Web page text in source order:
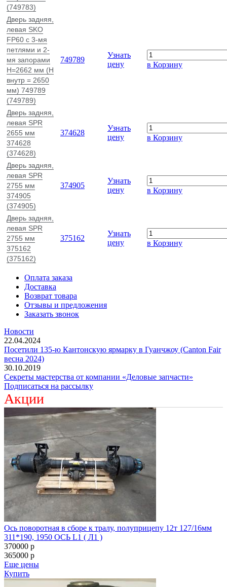
(749783)
Дверь задняя,
левая SKO
FP60 c 3-мя
петлями и 2-
мя запорами
H=2662 мм (H
внутр = 2650
мм) 749789
(749789)
749789
Узнать
цену
в Корзину
Дверь задняя,
левая SPR
2655 мм
374628
(374628)
374628
Узнать
цену
в Корзину
Дверь задняя,
левая SPR
2755 мм
374905
(374905)
374905
Узнать
цену
в Корзину
Дверь задняя,
левая SPR
2755 мм
375162
(375162)
375162
Узнать
цену
в Корзину
Оплата заказа
Доставка
Возврат товара
Отзывы и предложения
Заказать звонок
Новости
22.04.2024
Посетили 135-ю Кантонскую ярмарку в Гуанчжоу (Canton Fair
весна 2024)
30.10.2019
Секреты мастерства от компании «Деловые запчасти»
Подписаться на рассылку
Акции
Ось поворотная в сборе к тралу, полуприцепу 12т 127/16мм
311*190, 1950 ОСЬ L1 ( Л1 )
370000 p
365000 p
Еще цены
Купить